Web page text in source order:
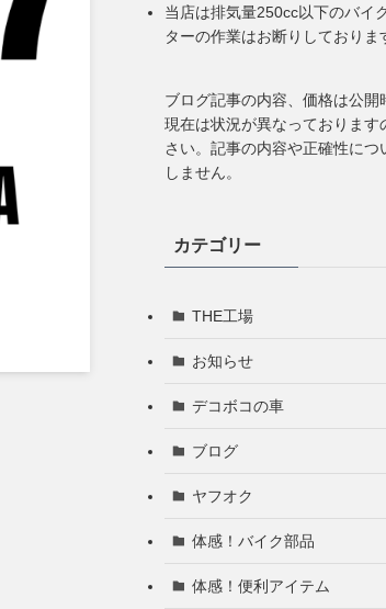
当店は排気量250cc以下のバイ
ターの作業はお断りしておりま
ブログ記事の内容、価格は公開
現在は状況が異なっております
さい。記事の内容や正確性につ
しません。
カテゴリー
THE工場
お知らせ
デコボコの車
ブログ
ヤフオク
体感！バイク部品
体感！便利アイテム